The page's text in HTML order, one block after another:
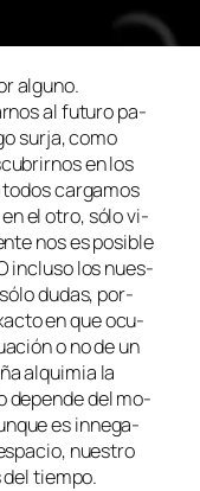
al­guno.
al fu­tu­ro pa­
sur­ja, co­mo
en los
car­ga­mos
el otro, só­lo vi­
nos es po­si­ble
in­clu­so los nues­
du­das, por­
en que ocu­
o no de un
al­qui­mia la
de­pen­de del mo­
es in­ne­ga­
nues­tro
tiempo.